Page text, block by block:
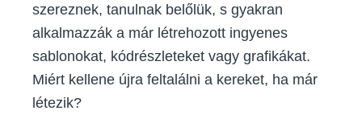
szereznek, tanulnak belőlük, s gyakran
alkalmazzák a már létrehozott ingyenes
sablonokat, kódrészleteket vagy grafikákat.
Miért kellene újra feltalálni a kereket, ha már
létezik?